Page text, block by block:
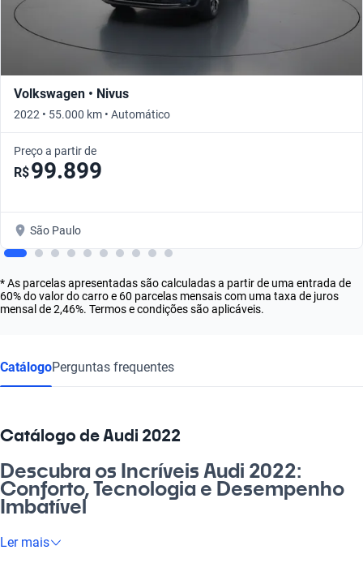
Volkswagen • Nivus
2022 • 55.000 km • Automático
Preço a partir de
R$99.899
São Paulo
* As parcelas apresentadas são calculadas a partir de uma entrada de
60% do valor do carro e 60 parcelas mensais com uma taxa de juros
mensal de 2,46%. Termos e condições são aplicáveis.
CatálogoPerguntas frequentes
Catálogo de Audi 2022
Descubra os Incríveis Audi 2022:
Conforto, Tecnologia e Desempenho
Imbatível
Se você busca uma experiência de direção que une
Ler mais